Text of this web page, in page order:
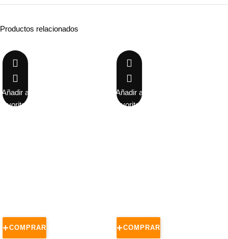
Productos relacionados
-27%
Añadir a
favoritos
COMPRAR
-38%
Añadir a
favoritos
COMPRAR